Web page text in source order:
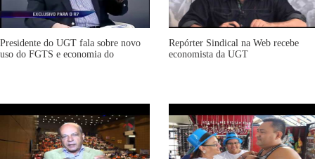
Presidente do UGT fala sobre novo
uso do FGTS e economia do
Repórter Sindical na Web recebe
economista da UGT